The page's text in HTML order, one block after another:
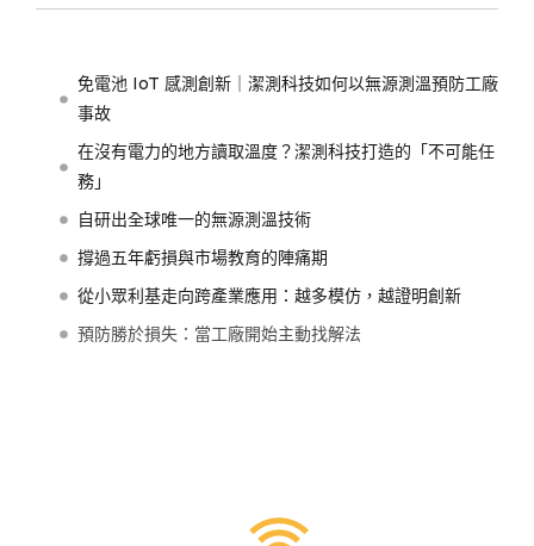
免電池 IoT 感測創新｜潔測科技如何以無源測溫預防工廠
事故
在沒有電力的地方讀取溫度？潔測科技打造的「不可能任
務」
自研出全球唯一的無源測溫技術
撐過五年虧損與市場教育的陣痛期
從小眾利基走向跨產業應用：越多模仿，越證明創新
預防勝於損失：當工廠開始主動找解法